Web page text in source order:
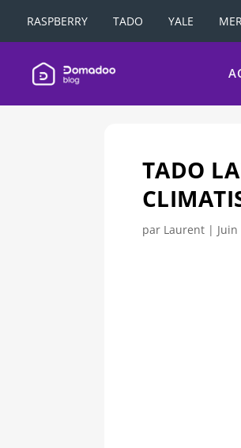
RASPBERRY TADO YALE
TADO
par Laurent|